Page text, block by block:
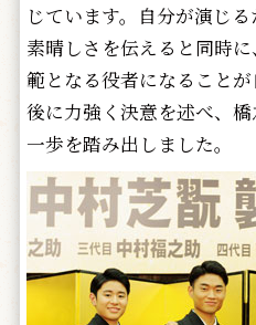
じています。自分が演じ
素晴しさを伝えると同時
範となる役者になること
後に力強く決意を述べ、
一歩を踏み出しました。